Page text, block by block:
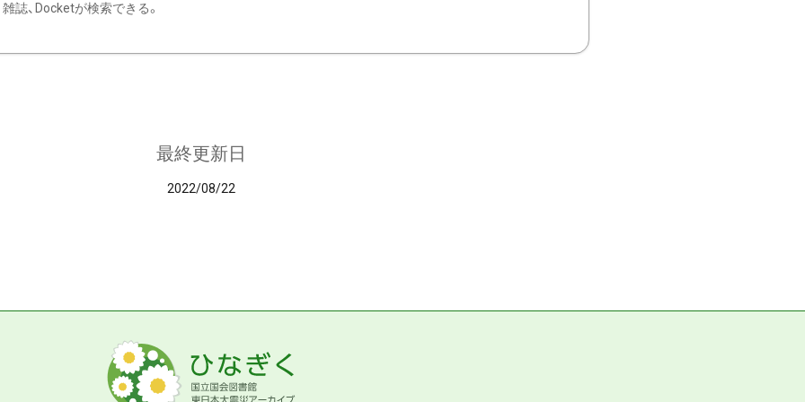
雑誌、Docketが検索できる。
最終更新日
2022/08/22